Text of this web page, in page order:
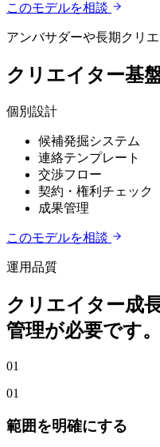
このモデルを相談
アンバサダーや長期クリ
クリエイター基
個別設計
候補発掘システム
連絡テンプレート
交渉フロー
契約・権利チェック
成果管理
このモデルを相談
運用品質
クリエイター成
管理が必要です。
01
01
範囲を明確にする